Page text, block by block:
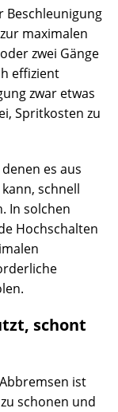
Beschleunigung
maximalen
zwei Gänge
effizient
zwar etwas
Spritkosten zu
es aus
schnell
In solchen
Hochschalten
schont
ist
schonen und